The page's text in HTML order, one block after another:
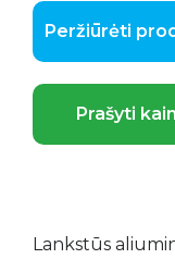
Peržiūrėti
Prašyti
Lankstūs